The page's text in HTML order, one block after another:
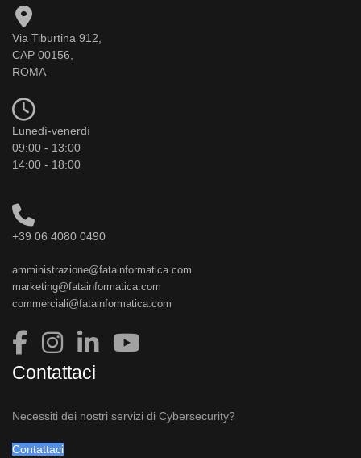
Via Tiburtina 912,
CAP 00156,
ROMA
Lunedì-venerdì
09:00 - 13:00
14:00 - 18:00
+39 06 4080 0490
amministrazione@fatainformatica.com
marketing@fatainformatica.com
commerciali@fatainformatica.com
Contattaci
Necessiti dei nostri servizi di Cybersecurity?
Contattaci